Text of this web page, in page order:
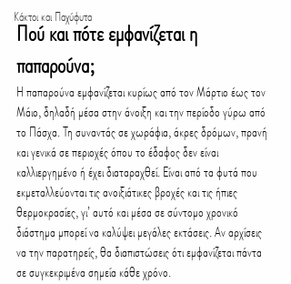
Κάκτοι και Παχύφυτα
Πού και πότε εμφανίζεται η
παπαρούνα;
Η παπαρούνα εμφανίζεται κυρίως από τον Μάρτιο έως τον
Μάιο, δηλαδή μέσα στην άνοιξη και την περίοδο γύρω από
το Πάσχα. Τη συναντάς σε χωράφια, άκρες δρόμων, πρανή
και γενικά σε περιοχές όπου το έδαφος δεν είναι
καλλιεργημένο ή έχει διαταραχθεί. Είναι από τα φυτά που
εκμεταλλεύονται τις ανοιξιάτικες βροχές και τις ήπιες
θερμοκρασίες, γι’ αυτό και μέσα σε σύντομο χρονικό
διάστημα μπορεί να καλύψει μεγάλες εκτάσεις. Αν αρχίσεις
να την παρατηρείς, θα διαπιστώσεις ότι εμφανίζεται πάντα
σε συγκεκριμένα σημεία κάθε χρόνο.